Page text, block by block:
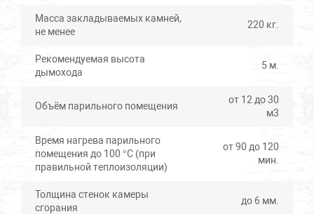
Масса закладываемых камней,
не менее
220 кг.
Рекомендуемая высота
дымохода
5 м.
Объём парильного помещения
от 12 до 30
м3
Время нагрева парильного
помещения до 100 °С (при
правильной теплоизоляции)
от 90 до 120
мин.
Толщина стенок камеры
сгорания
до 6 мм.